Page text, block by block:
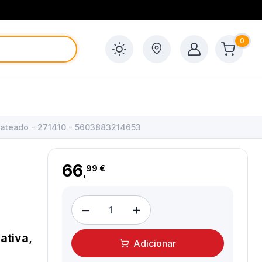
0
- 271410 - 5603883214653
66,99 €
− +
Adicionar